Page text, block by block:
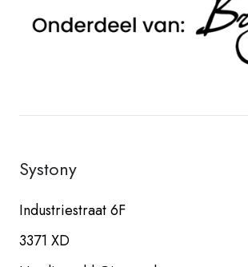
Systony
Industriestraat 6F
3371 XD